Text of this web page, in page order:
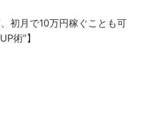
初月で10万円稼ぐことも可
術”】